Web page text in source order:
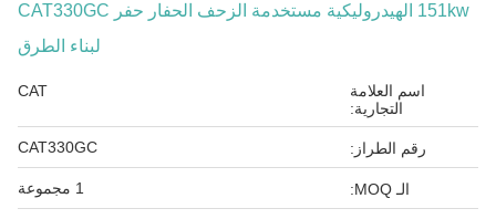
151kw الهيدروليكية مستخدمة الزحف الحفار حفر CAT330GC
لبناء الطرق
اسم العلامة
التجارية:
CAT
رقم الطراز: CAT330GC
الـ MOQ: 1 مجموعة